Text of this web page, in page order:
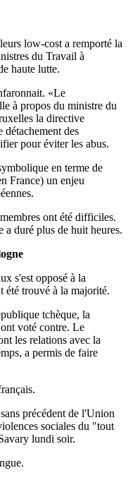
low-cost a remporté la
du Travail à
haute lutte.
«Le
à propos du ministre du
la directive
des
pour éviter les abus.
en terme de
France) un enjeu
ont été difficiles.
duré plus de huit heures.
s'est opposé à la
été trouvé à la majorité.
tchèque, la
voté contre. Le
les relations avec la
a permis de faire
précédent de l'Union
sociales du "tout
lundi soir.